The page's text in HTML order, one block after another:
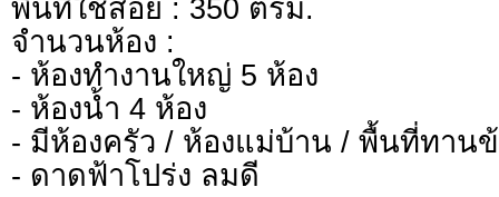
พื้นที่ใช้สอย : 350 ตรม.
จำนวนห้อง :
- ห้องทำงานใหญ่ 5 ห้อง
- ห้องน้ำ 4 ห้อง
- มีห้องครัว / ห้องแม่บ้าน / พื้นที่ทาน
- ดาดฟ้าโปร่ง ลมดี